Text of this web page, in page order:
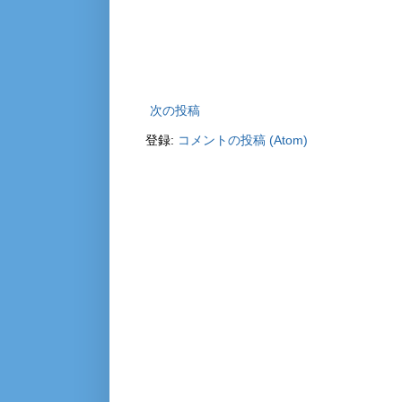
次の投稿
登録: コメントの投稿 (Atom)